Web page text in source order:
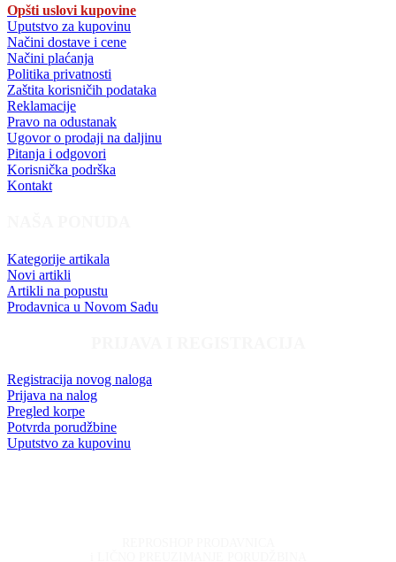
Opšti uslovi kupovine
Uputstvo za kupovinu
Načini dostave i cene
Načini plaćanja
Politika privatnosti
Zaštita korisničih podataka
Reklamacije
Pravo na odustanak
Ugovor o prodaji na daljinu
Pitanja i odgovori
Korisnička podrška
Kontakt
Kategorije artikala
Novi artikli
Artikli na popustu
Prodavnica u Novom Sadu
Registracija novog naloga
Prijava na nalog
Pregled korpe
Potvrda porudžbine
Uputstvo za kupovinu